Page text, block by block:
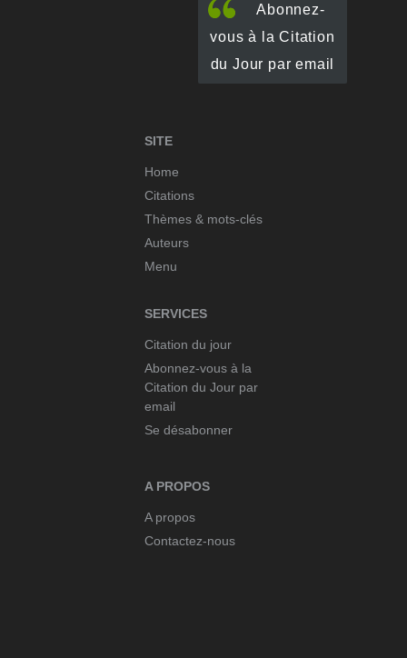
Abonnez-
vous à la Citation
du Jour par email
SITE
Home
Citations
Thèmes & mots-clés
Auteurs
Menu
SERVICES
Citation du jour
Abonnez-vous à la
Citation du Jour par
email
Se désabonner
A PROPOS
A propos
Contactez-nous